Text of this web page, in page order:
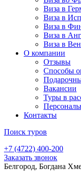
Виза в
Виза в
Виза в
Виза в
Виза в
О компании
Отзывы
Способы
Вакансии
Туры в
Контакты
Поиск туров
+7 (4722) 400-200
Заказать звонок
Белгород, Богдана